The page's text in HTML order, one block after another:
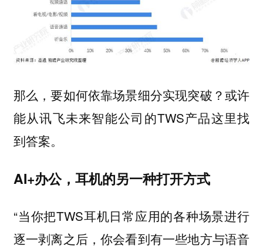
那么，要如何依靠场景细分实现突破？或许
能从讯飞未来智能公司的TWS产品这里找
到答案。
AI+办公，耳机的另一种打开方式
“当你把TWS耳机日常应用的各种场景进行
逐一剥离之后，你会看到有一些地方与语音